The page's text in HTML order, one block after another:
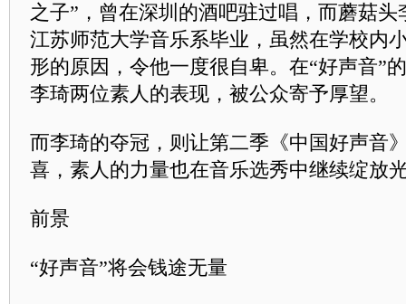
之子”，曾在深圳的酒吧驻过唱，而蘑菇
江苏师范大学音乐系毕业，虽然在学校内
形的原因，令他一度很自卑。在“好声音”
李琦两位素人的表现，被公众寄予厚望。
而李琦的夺冠，则让第二季《中国好声音
喜，素人的力量也在音乐选秀中继续绽放
前景
“好声音”将会钱途无量